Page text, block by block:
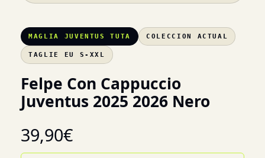
MAGLIA JUVENTUS TUTA COLECCION ACTUAL
TAGLIE EU S-XXL
Felpe Con Cappuccio
Juventus 2025 2026 Nero
39,90€